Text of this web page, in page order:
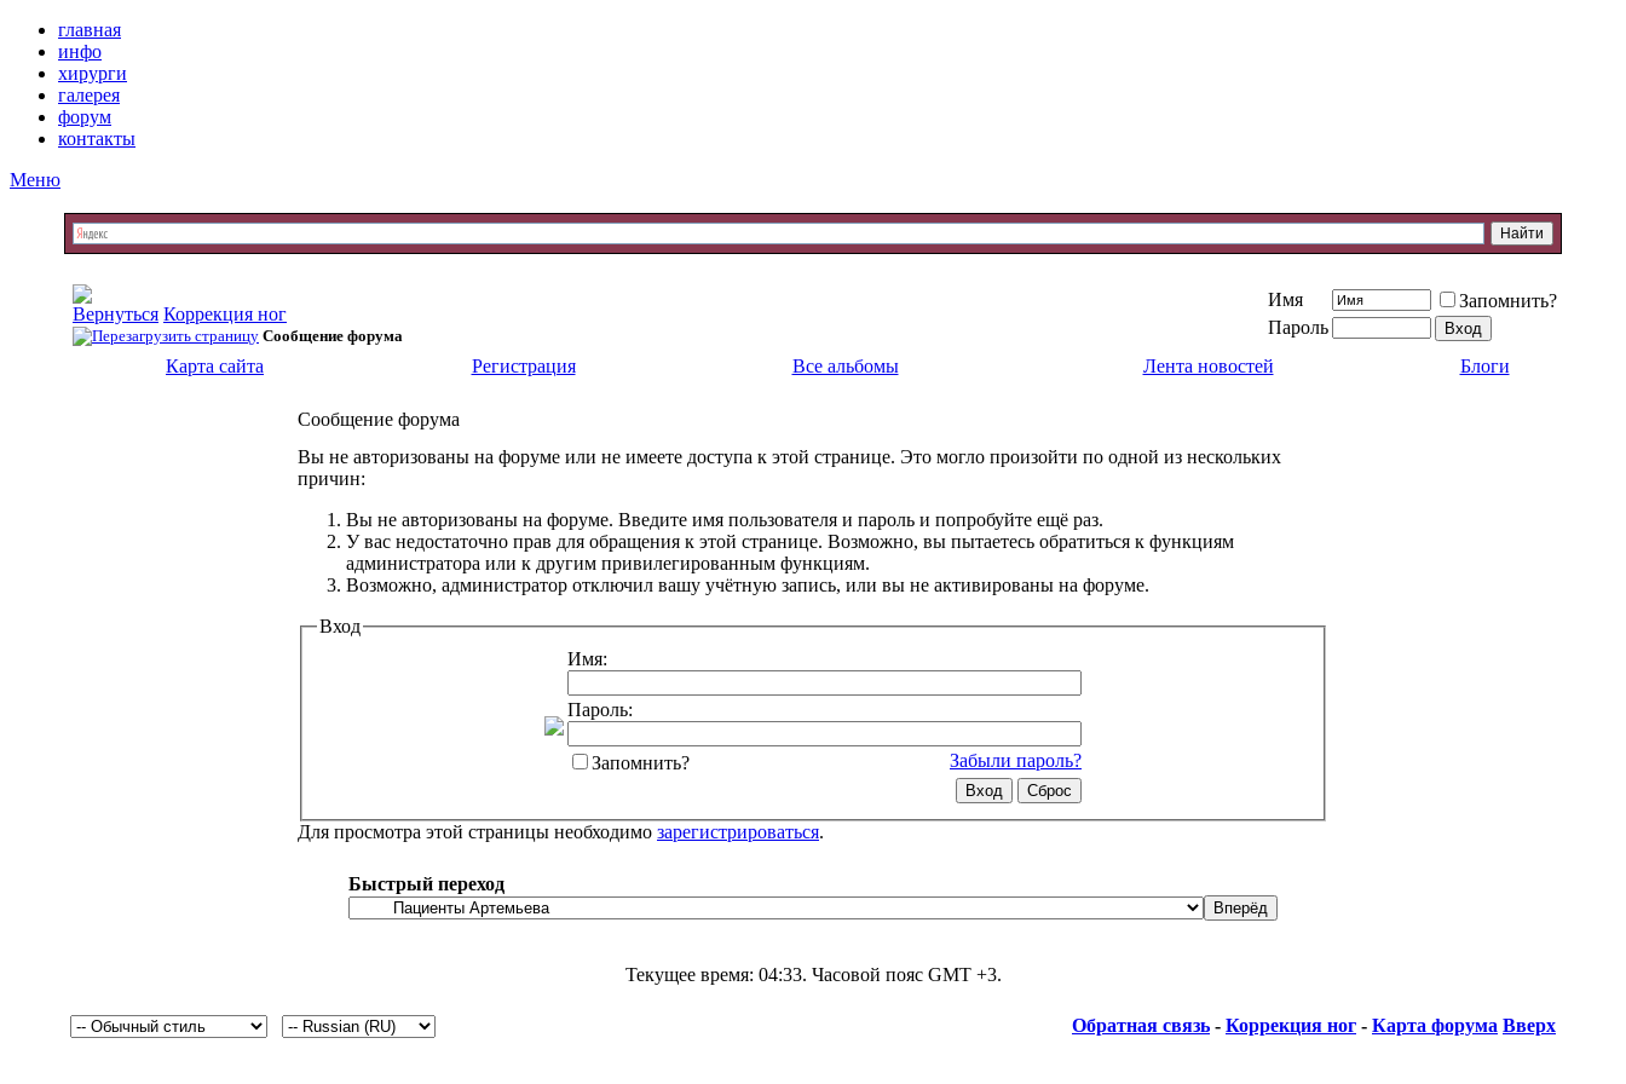
главная
инфо
хирурги
галерея
форум
контакты
Меню
Коррекция ног
Сообщение форума
Имя
Запомнить?
Пароль
Карта сайта
Регистрация Все альбомы Лента новостей Блоги
Сообщение форума
Вы не авторизованы на форуме или не имеете доступа к этой странице. Это могло произойти по одной из нескольких
причин:
Вы не авторизованы на форуме. Введите имя пользователя и пароль и попробуйте ещё раз.
У вас недостаточно прав для обращения к этой странице. Возможно, вы пытаетесь обратиться к функциям
администратора или к другим привилегированным функциям.
Возможно, администратор отключил вашу учётную запись, или вы не активированы на форуме.
Вход
Имя:
Пароль:
Забыли пароль?
Запомнить?
Для просмотра этой страницы необходимо зарегистрироваться.
Быстрый переход
Текущее время: 04:33. Часовой пояс GMT +3.
Обратная связь - Коррекция ног - Карта форума Вверх